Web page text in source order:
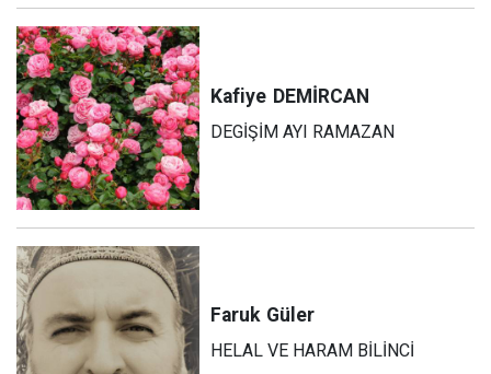
Kafiye DEMİRCAN
DEGİŞİM AYI RAMAZAN
Faruk Güler
HELAL VE HARAM BİLİNCİ